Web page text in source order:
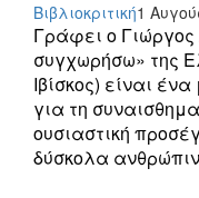
Βιβλιοκριτική1
Γράφει ο
συγχωρήσω» της
Ιβίσκος) είναι
για τη
ουσιαστική
δύσκολα